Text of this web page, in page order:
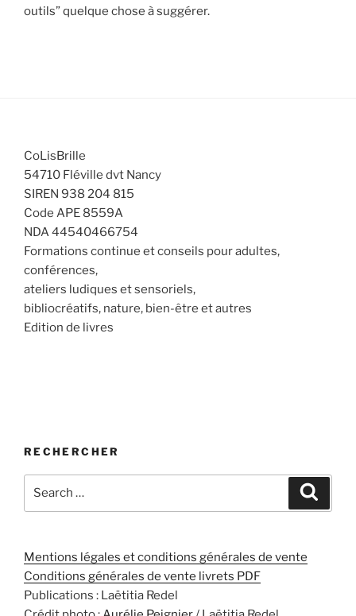
outils” quelque chose à suggérer.
CoLisBrille
54710 Fléville dvt Nancy
SIREN 938 204 815
Code APE 8559A
NDA 44540466754
Formations continue et conseils pour adultes,
conférences,
ateliers ludiques et sensoriels,
bibliocréatifs, nature, bien-être et autres
Edition de livres
RECHERCHER
Mentions légales et conditions générales de vente
Conditions générales de vente livrets PDF
Publications : Laëtitia Redel